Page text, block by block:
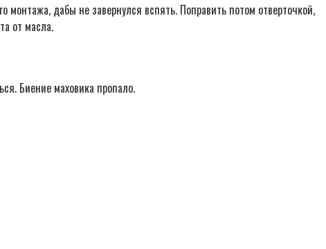
монтажа, дабы не завернулся вспять. Поправить потом отверточкой,
от масла.
Биение маховика пропало.